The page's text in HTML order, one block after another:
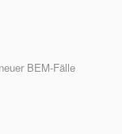
BEM-Fälle